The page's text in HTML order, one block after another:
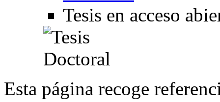
Tesis en acceso
Esta página recoge